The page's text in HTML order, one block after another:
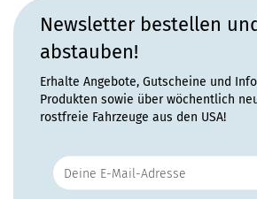
Newsletter bestellen
abstauben!
Erhalte Angebote, Gutscheine und
Produkten sowie über wöchentlich
rostfreie Fahrzeuge aus den USA!